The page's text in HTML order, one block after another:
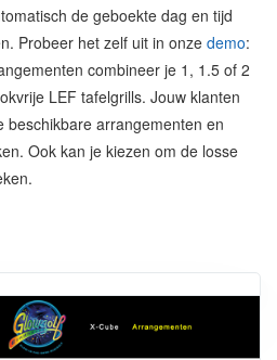
de geboekte dag en tijd
Probeer het zelf uit in onze demo:
combineer je 1, 1.5 of 2
LEF tafelgrills. Jouw klanten
beschikbare arrangementen en
Ook kan je kiezen om de losse